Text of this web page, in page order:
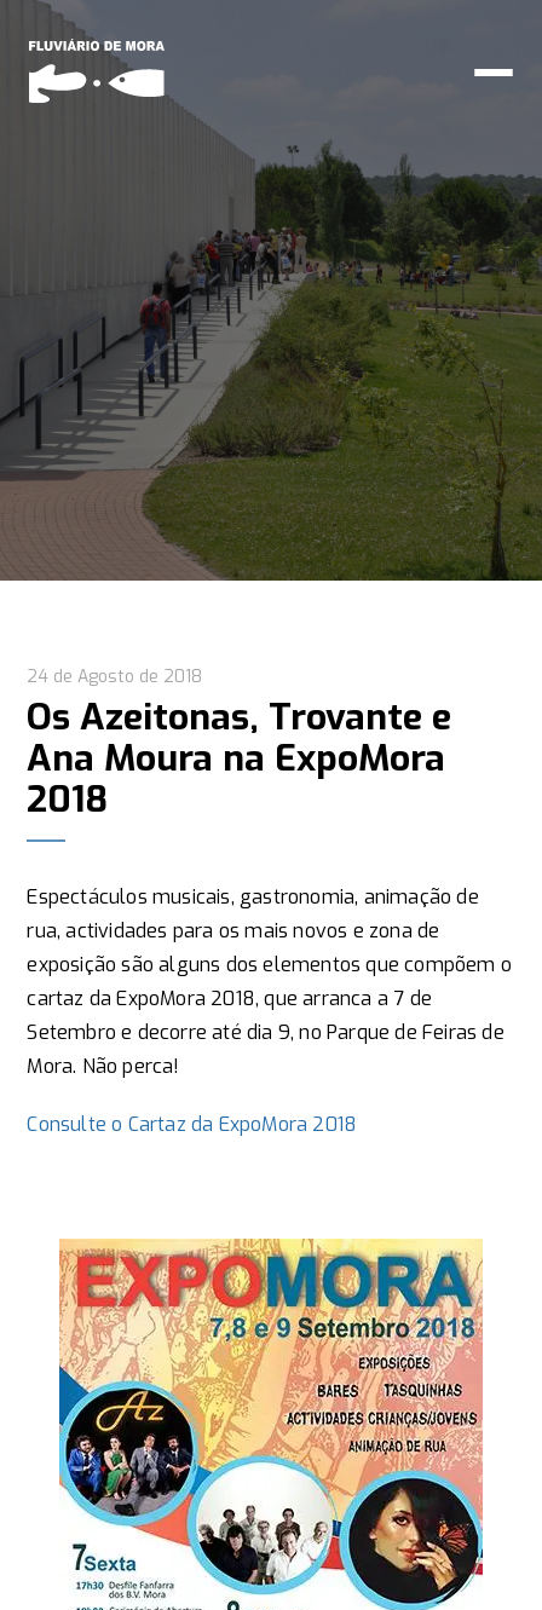
24 de Agosto de 2018
Os Azeitonas, Trovante e
Ana Moura na ExpoMora
2018
Espectáculos musicais, gastronomia, animação de
rua, actividades para os mais novos e zona de
exposição são alguns dos elementos que compõem o
cartaz da ExpoMora 2018, que arranca a 7 de
Setembro e decorre até dia 9, no Parque de Feiras de
Mora. Não perca!
Consulte o Cartaz da ExpoMora 2018